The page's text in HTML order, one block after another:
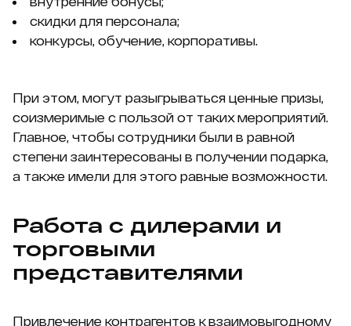
скидки для персонала;
конкурсы, обучение, корпоративы.
При этом, могут разыгрываться ценные призы,
соизмеримые с пользой от таких мероприятий.
Главное, чтобы сотрудники были в равной
степени заинтересованы в получении подарка,
а также имели для этого равные возможности.
Работа с дилерами и
торговыми
представителями
Привлечение контрагентов к взаимовыгодному